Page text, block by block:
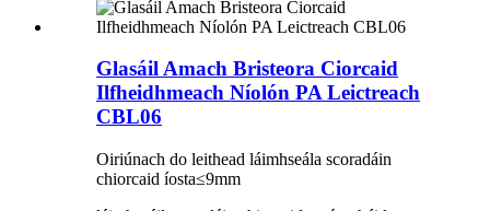
Glasáil Amach Bristeora Ciorcaid
Ilfheidhmeach Níolón PA Leictreach
CBL06
Oiriúnach do leithead láimhseála scoradáin
chiorcaid íosta≤9mm